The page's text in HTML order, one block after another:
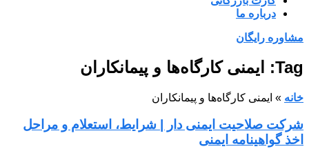
درباره ما
مشاوره رایگان
Tag: ایمنی کارگاه‌ها و پیمانکاران
خانه » ایمنی کارگاه‌ها و پیمانکاران
شرکت صلاحیت ایمنی دار | شرایط، استعلام و مراحل
اخذ گواهینامه ایمنی